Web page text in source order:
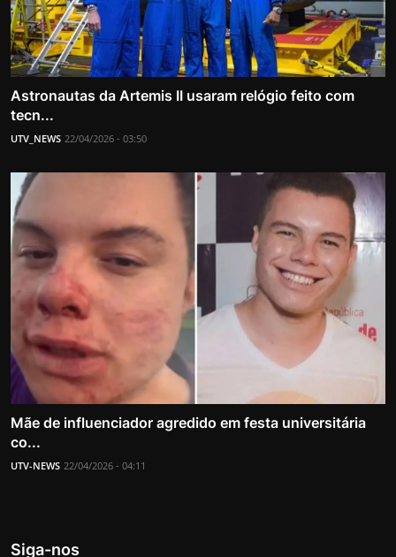
Astronautas da Artemis II usaram relógio feito com
tecn...
UTV_NEWS 22/04/2026 - 03:50
Mãe de influenciador agredido em festa universitária
co...
UTV-NEWS 22/04/2026 - 04:11
Siga-nos